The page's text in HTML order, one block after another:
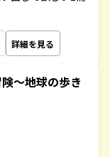
詳細を見る
～地球の歩き